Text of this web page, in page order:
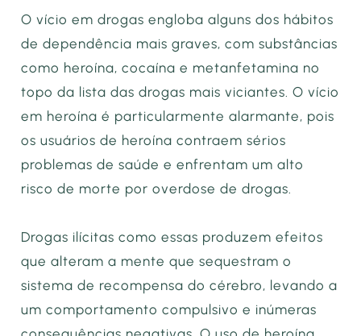
O vício em drogas engloba alguns dos hábitos
de dependência mais graves, com substâncias
como heroína, cocaína e metanfetamina no
topo da lista das drogas mais viciantes. O vício
em heroína é particularmente alarmante, pois
os usuários de heroína contraem sérios
problemas de saúde e enfrentam um alto
risco de morte por overdose de drogas.
Drogas ilícitas como essas produzem efeitos
que alteram a mente que sequestram o
sistema de recompensa do cérebro, levando a
um comportamento compulsivo e inúmeras